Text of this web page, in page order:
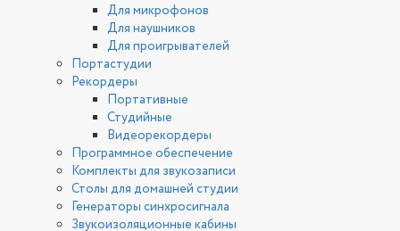
Для микрофонов
Для наушников
Для проигрывателей
Портастудии
Рекордеры
Портативные
Студийные
Видеорекордеры
Программное обеспечение
Комплекты для звукозаписи
Столы для домашней студии
Генераторы синхросигнала
Звукоизоляционные кабины